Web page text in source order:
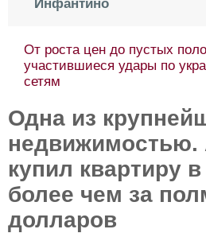
Инфантино
От роста цен до пустых
участившиеся удары по
сетям
Одна из
недвижимостью.
купил квартиру
более чем за
долларов